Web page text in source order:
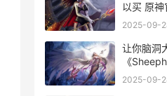
以买 原神
回
2025-09-
让你脑洞
《
大开的科
2025-09-